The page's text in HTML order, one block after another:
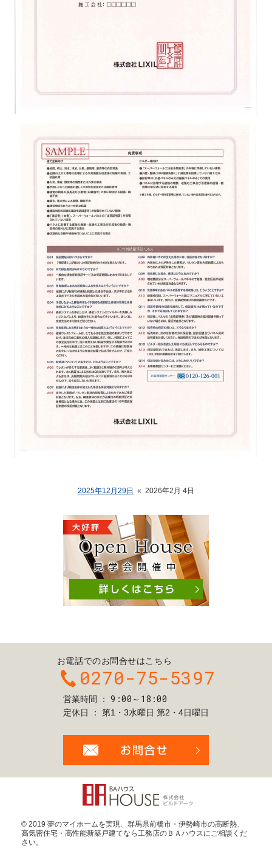
2025年12月29日 « 2026年2月 4日
お電話でのお問合せはこちら
0270-75-5397
営業時間 9:00～18:00
定休日 第1・3水曜日 第2・4日曜日
© 2019 夢のマイホームを実現、 群馬県前橋市・伊勢崎市の高断熱、
高気密住宅・高性能新築戸建てなら工務店のＢＡハウス にご相談くだ
さい。